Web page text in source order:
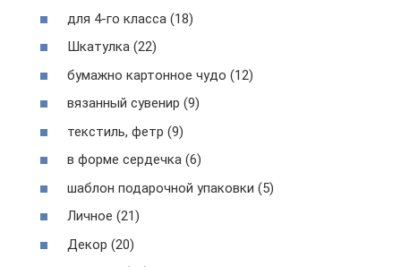
для 4-го класса (18)
Шкатулка (22)
бумажно картонное чудо (12)
вязанный сувенир (9)
текстиль, фетр (9)
в форме сердечка (6)
шаблон подарочной упаковки (5)
Личное (21)
Декор (20)